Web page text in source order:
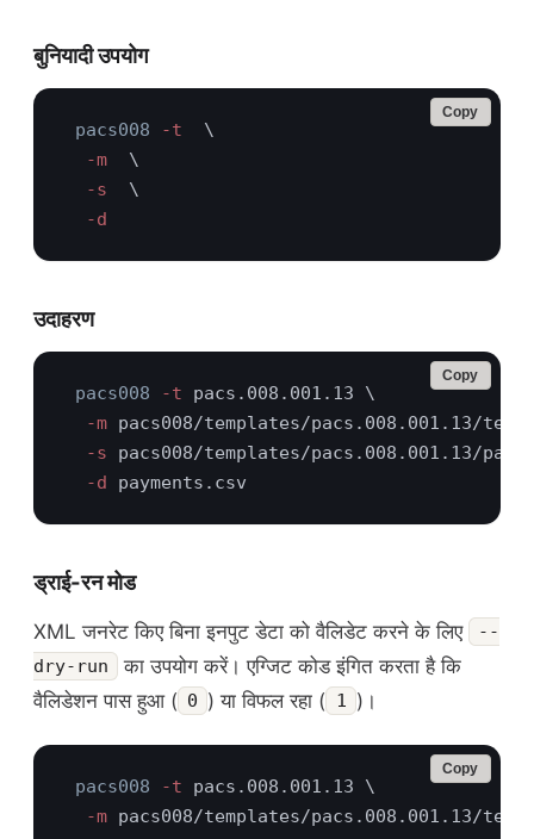
बुनियादी उपयोग
pacs008 -t
  -m
  -s
  -d
Copy
उदाहरण
pacs008 -t
  -m
  -s
  -d
Copy
ड्राई-रन मोड
XML जनरेट किए बिना इनपुट डेटा को वैलिडेट करने के लिए
--
dry-run
का उपयोग करें। एग्जिट कोड इंगित करता है कि
वैलिडेशन पास हुआ ( 0 ) या विफल रहा ( 1 )।
pacs008 -t
  -m
Copy